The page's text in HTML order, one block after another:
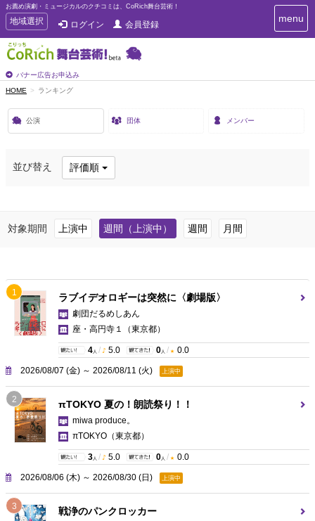
お薦め演劇・ミュージカルのクチコミは、CoRich舞台芸術！
T
o
g
g
e
n
v
地域選択 ログイン 会員登録
バナー広告お申込み
T
o
menu
HOME ランキング
公演 団体 メンバー
並び替え 評価順
対象期間 上演中 週間（上演中） 週間 月間
1 ラブイデオロギーは突然に〈劇場版〉
劇団だるめしあん
座・高円寺１
（東京都）
4 人 / 5.0 0 人 / 0.0
2026/08/07 (金) ～ 2026/08/11 (火) 上演中
2 πTOKYO 夏の！朗読祭り！！
miwa produce。
πTOKYO （東京都）
3 人 / 5.0 0 人 / 0.0
2026/08/06 (木) ～ 2026/08/30 (日) 上演中
3 戦浄のパンクロッカー